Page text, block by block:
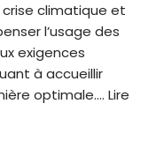
climatique et
l’usage des
exigences
à accueillir
optimale.… Lire